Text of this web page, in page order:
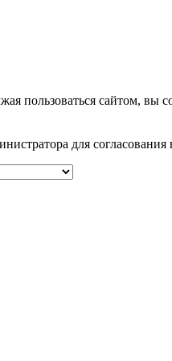
пользоваться сайтом, вы
для